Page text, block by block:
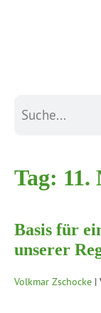
Tag: 11.
Basis für
unserer
Volkmar Zschocke |